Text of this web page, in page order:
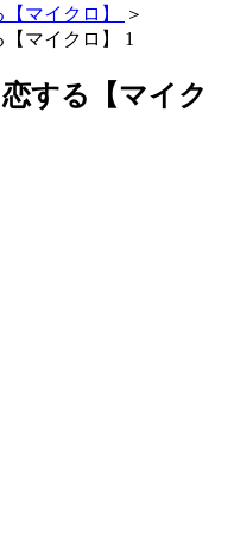
マイクロ】
＞
マイクロ】 1
する【マイク